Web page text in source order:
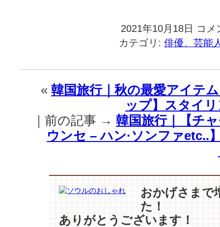
2021年10月18日
韓
国
旅
｜
ム・
ス
ヒ
ョ
ン】
見
る
ほ
コメ
カテゴリ: 俳優、芸能
« 韓国旅行｜秋の最愛アイテ
ップ】スタイ
｜前の記事 → 韓国旅行｜【チ
ウンセ – ハン·ソンファetc..
おかげさまで
た！
ありがとうございます！